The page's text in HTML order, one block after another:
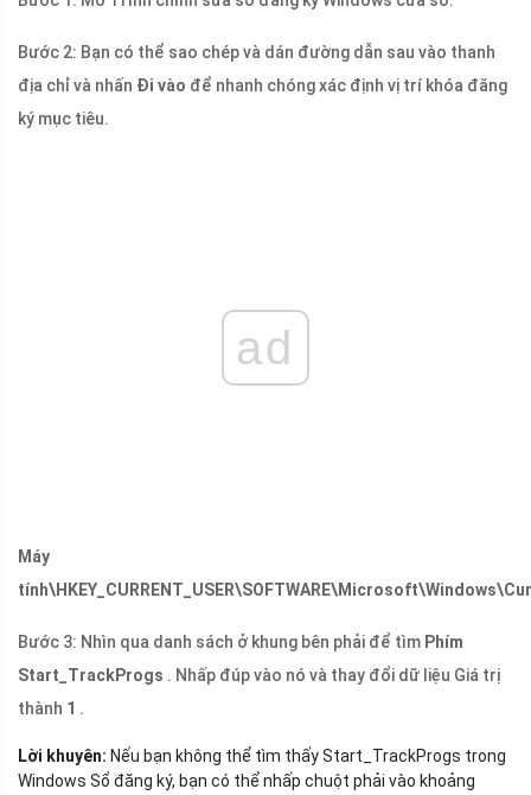
Bước 2: Bạn có thể sao chép và dán đường dẫn sau vào thanh
địa chỉ và nhấn Đi vào để nhanh chóng xác định vị trí khóa đăng
ký mục tiêu.
ad
Máy
Bước 3: Nhìn qua danh sách ở khung bên phải để tìm Phím
Start_TrackProgs . Nhấp đúp vào nó và thay đổi dữ liệu Giá trị
thành 1 .
Lời khuyên: Nếu bạn không thể tìm thấy Start_TrackProgs trong
Windows Sổ đăng ký, bạn có thể nhấp chuột phải vào khoảng